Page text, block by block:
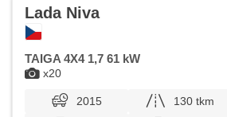
x20
Lada Niva
TAIGA 4X4 1,7 61 kW
2015 130 tkm